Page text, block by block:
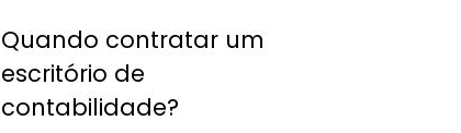
Quando contratar um
escritório de
contabilidade?